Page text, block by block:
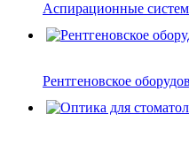
Аспирационные
Рентгеновское